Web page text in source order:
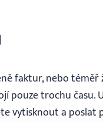
faktur, nebo téměř
pouze trochu času.
vytisknout a poslat